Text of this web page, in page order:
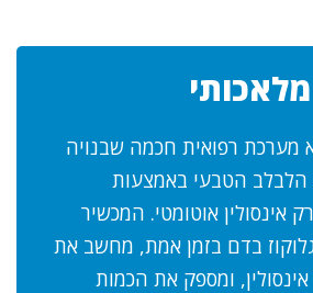
מערכת רפואית חכמה שבנויה
הטבעי באמצעות
אינסולין אוטומטי. המכשיר
בדם בזמן אמת, מחשב את
ומספק את הכמות